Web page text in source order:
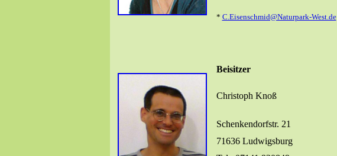
* C.Eisenschmid@Naturpark-West.de
Beisitzer
Christoph Knoß
Schenkendorfstr. 21
71636 Ludwigsburg